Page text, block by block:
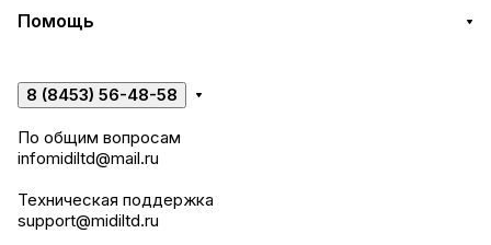
Помощь
8 (8453) 56-48-58
По общим вопросам
infomidiltd@mail.ru
Техническая поддержка
support@midiltd.ru